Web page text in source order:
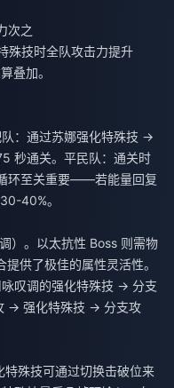
次之
殊技时全队攻击力提升
叠加。
：通过苏娜强化特殊技 →
秒通关。平民队：通关时
环至关重要——若能量回复
40%。
）。以太抗性 Boss 则需物
供了极佳的属性灵活性。
叹调的强化特殊技 → 分支
→ 强化特殊技 → 分支攻
殊技可通过切换击破位来